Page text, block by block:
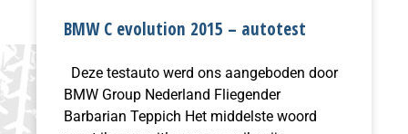
BMW C evolution 2015 – autotest
Deze testauto werd ons aangeboden door
BMW Group Nederland Fliegender
Barbarian Teppich Het middelste woord